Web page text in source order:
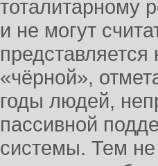
тоталитарному
и не могут
«чёрной»,
годы людей,
пассивной
системы. Тем не